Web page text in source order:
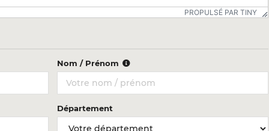
PROPULSÉ PAR TINY
Nom / Prénom
Département